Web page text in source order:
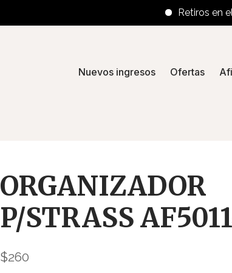
Retiros en el
Nuevos ingresos Ofertas
ORGANIZADOR
P/STRASS
$260